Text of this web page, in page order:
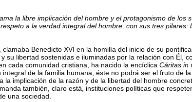
la libre implicación del hombre y el protagonismo de
a la verdad integral del hombre, con sus tres
Benedicto XVI en la homilía del inicio de su
su libertad sostenidas e iluminadas por la relación con Él,
cada comunidad cristiana, ha nacido la encíclica Cáritas in
de la familia humana, éste no podrá ser el fruto de
la implicación de la razón y de la libertad del hombre
también, claro está, instituciones políticas que
una sociedad.